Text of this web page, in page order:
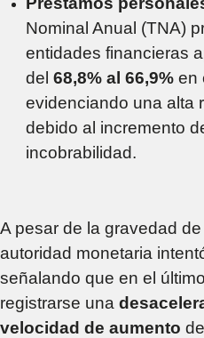
Nominal Anual (TNA)
entidades financieras
del 68,8% al 66,9%en
evidenciando una alta
debido al incremento
incobrabilidad.
A pesar de la gravedad
autoridad monetaria
señalando que en el
registrarse una
velocidad de aumento